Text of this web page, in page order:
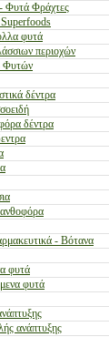
Φυτά Φράχτες
φυτά
περιοχών
Φυτών
δέντρα
δέντρα
- Βότανα
φυτά
φυτά
ανάπτυξης